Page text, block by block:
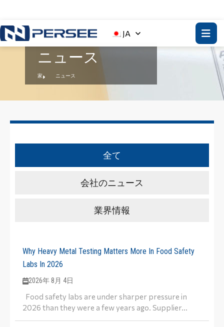
JA
ニュース
家 ニュース
全て
会社のニュース
業界情報
Why Heavy Metal Testing Matters More In Food Safety
Labs In 2026
2026年 8月 4日
Food safety labs are under sharper pressure in
2026 than they were a few years ago. Supplier...